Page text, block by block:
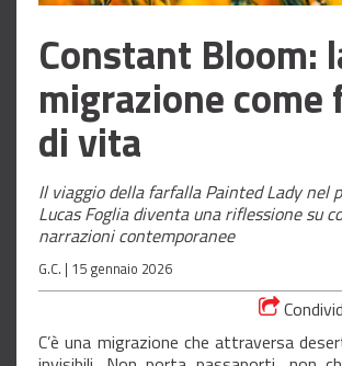
Constant Bloom:
migrazione come
di vita
Il viaggio della farfalla Painted Lady nel
Lucas Foglia diventa una riflessione su
narrazioni contemporanee
G.C. | 15 gennaio 2026
C’è una migrazione che attraversa